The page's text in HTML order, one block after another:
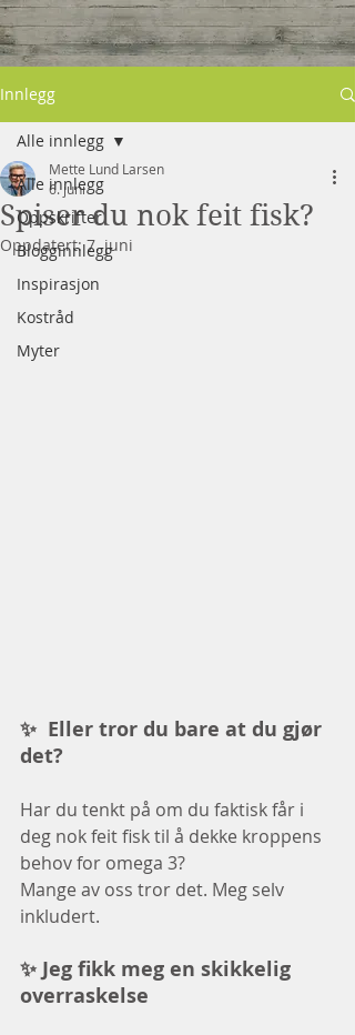
Innlegg
Alle innlegg
Oppskrifter
Blogginnlegg
Inspirasjon
Kostråd
Myter
Alle innlegg
Spiser du nok feit fisk?
Mette Lund Larsen
6. juni
Oppdatert:7. juni
✨  Eller tror du bare at du gjør
det?
Har du tenkt på om du faktisk får i
deg nok feit fisk til å dekke kroppens
behov for omega 3?
Mange av oss tror det. Meg selv
inkludert.
✨ Jeg fikk meg en skikkelig
overraskelse